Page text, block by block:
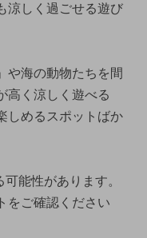
涼しく過ごせる遊び
や海の動物たちを間
高く涼しく遊べる
しめるスポットばか
能性があります。
をご確認ください